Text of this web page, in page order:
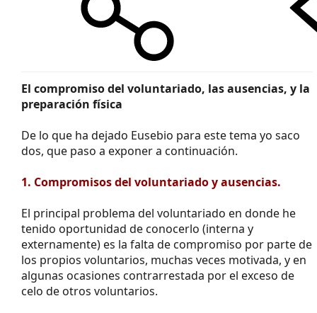
El compromiso del voluntariado, las ausencias, y la
preparación física
De lo que ha dejado Eusebio para este tema yo saco
dos, que paso a exponer a continuación.
1. Compromisos del voluntariado y ausencias.
El principal problema del voluntariado en donde he
tenido oportunidad de conocerlo (interna y
externamente) es la falta de compromiso por parte de
los propios voluntarios, muchas veces motivada, y en
algunas ocasiones contrarrestada por el exceso de
celo de otros voluntarios.